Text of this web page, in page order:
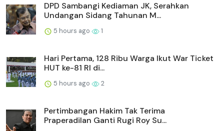
DPD Sambangi Kediaman JK, Serahkan
Undangan Sidang Tahunan M...
5 hours ago 1
Hari Pertama, 128 Ribu Warga Ikut War Ticket
HUT ke-81 RI di...
5 hours ago 2
Pertimbangan Hakim Tak Terima
Praperadilan Ganti Rugi Roy Su...